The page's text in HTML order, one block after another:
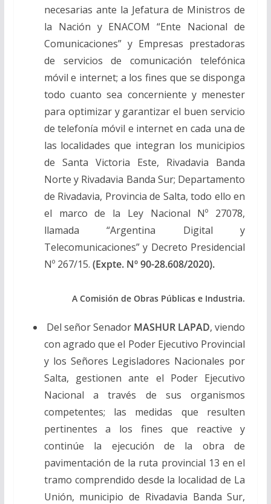
necesarias ante la Jefatura de Ministros de
la Nación y ENACOM “Ente Nacional de
Comunicaciones” y Empresas prestadoras
de servicios de comunicación telefónica
móvil e internet; a los fines que se disponga
todo cuanto sea concerniente y menester
para optimizar y garantizar el buen servicio
de telefonía móvil e internet en cada una de
las localidades que integran los municipios
de Santa Victoria Este, Rivadavia Banda
Norte y Rivadavia Banda Sur; Departamento
de Rivadavia, Provincia de Salta, todo ello en
el marco de la Ley Nacional Nº 27078,
llamada “Argentina Digital y
Telecomunicaciones” y Decreto Presidencial
Nº 267/15. (Expte. Nº 90-28.608/2020).
A Comisión de Obras Públicas e Industria.
Del señor Senador MASHUR LAPAD, viendo
con agrado que el Poder Ejecutivo Provincial
y los Señores Legisladores Nacionales por
Salta, gestionen ante el Poder Ejecutivo
Nacional a través de sus organismos
competentes; las medidas que resulten
pertinentes a los fines que reactive y
continúe la ejecución de la obra de
pavimentación de la ruta provincial 13 en el
tramo comprendido desde la localidad de La
Unión, municipio de Rivadavia Banda Sur,